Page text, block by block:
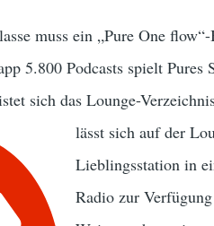
muss ein „Pure One
5.800 Podcasts spielt
sich das Lounge-
lässt sich auf der
Lieblingsstation in
Radio zur